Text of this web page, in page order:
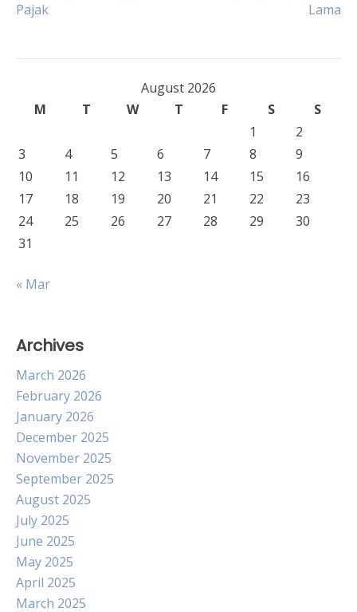
navigation
Pajak
Lama
August 2026
M
T W T F S
S
1
2
3
4 5 6 7 8
9
10
11 12 13 14 15
16
17
18 19 20 21 22
23
24
25 26 27 28 29
30
31
« Mar
Archives
March 2026
February 2026
January 2026
December 2025
November 2025
September 2025
August 2025
July 2025
June 2025
May 2025
April 2025
March 2025